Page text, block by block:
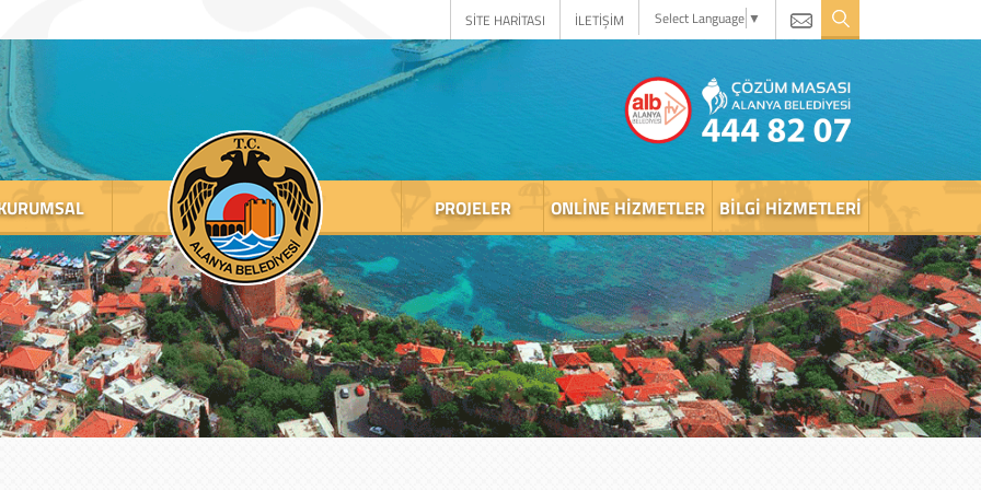
SİTE HARİTASI İLETİŞİM Select Language ▼
PROJELER ONLINE HIZMETLER BILGI HIZMETLERI